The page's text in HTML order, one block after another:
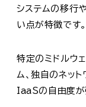
システムの移行
い点が特徴です。
特定のミドルウ
ム、独自のネッ
IaaSの自由度が